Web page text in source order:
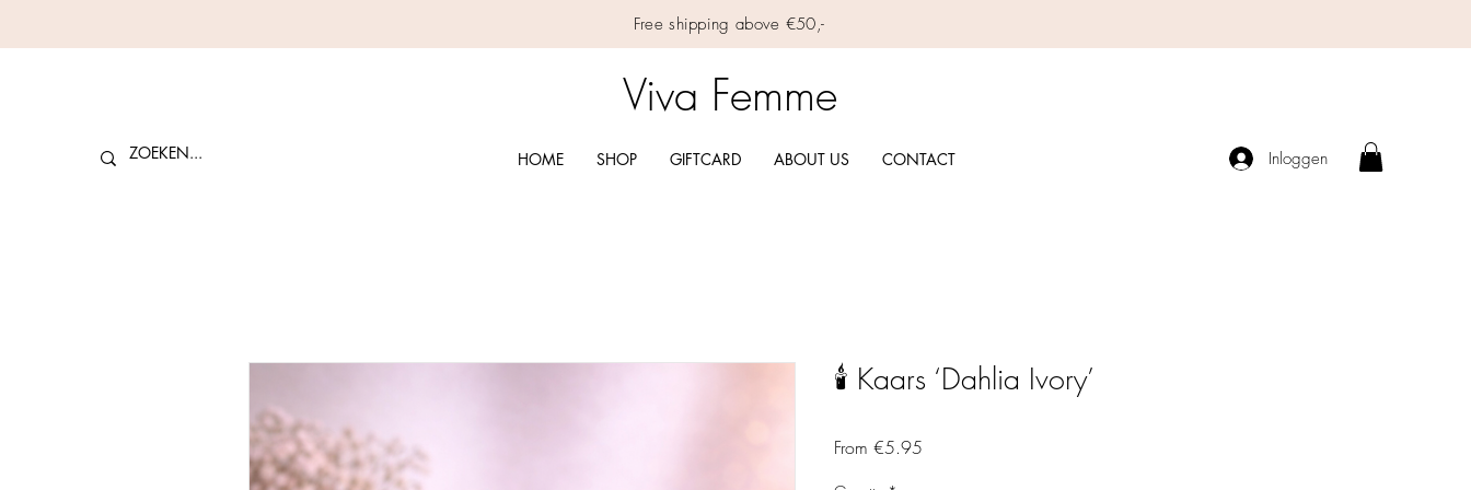
Free shipping above €50,-
Viva Femme
HOME SHOP GIFTCARD ABOUT US CONTACT Inloggen
🕯️ Kaars ‘Dahlia Ivory’
From €5.95